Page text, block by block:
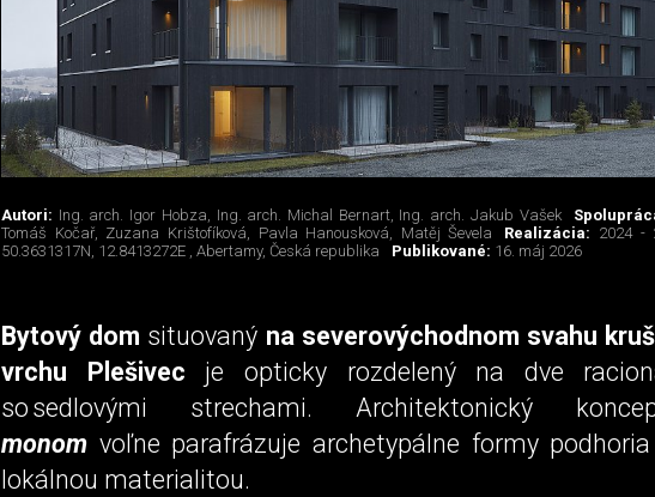
Autori: Ing. arch. Igor Hobza, Ing. arch. Michal Bernart, Ing. arch. Jakub Vašek
Tomáš Kočař, Zuzana Krištofíková, Pavla Hanousková, Matěj Ševela
Realizácia: 2024 -
50.3631317N, 12.8413272E , Abertamy, Česká republika
Publikované: 16. máj 2026
Bytový dom situovaný na severovýchodnom svahu
vrchu Plešivec je opticky rozdelený na dve
so sedlovými strechami. Architektonický
monom voľne parafrázuje archetypálne formy
lokálnou materialitou.